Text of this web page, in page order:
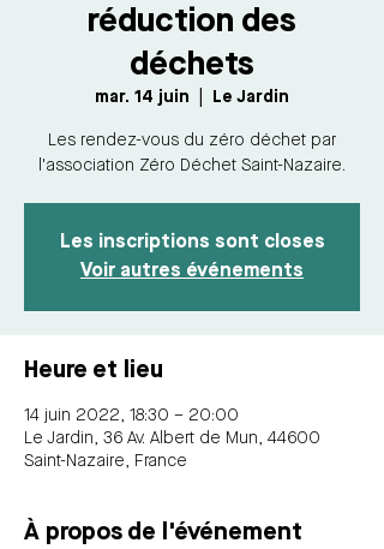
réduction des
déchets
mar. 14 juin Le Jardin
Les rendez-vous du zéro déchet par
l'association Zéro Déchet Saint-Nazaire.
Les inscriptions sont closes
Voir autres événements
Heure et lieu
14 juin 2022, 18:30 – 20:00
Le Jardin, 36 Av. Albert de Mun, 44600
Saint-Nazaire, France
À propos de l'événement